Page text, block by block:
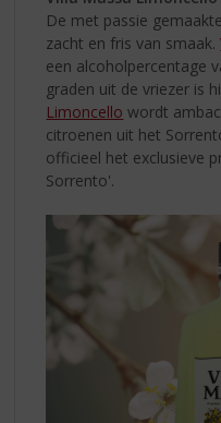
De met passie
zacht en fris van smaak.
een alcoholpercentage
graden uit de vriezer is
Limoncello wordt
citroenen uit het
officieel het exclusieve
Sorrento'.